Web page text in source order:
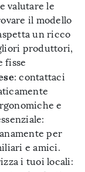
valutare le
il modello
un ricco
produttori,
fisse
: contattaci
e
per
e amici.
i tuoi locali: